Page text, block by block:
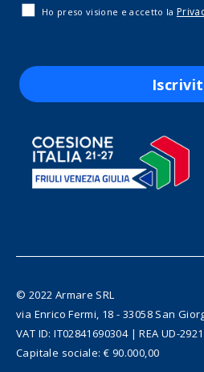
Ho preso visione e accetto la
© 2022 Armare SRL
via Enrico Fermi, 18 - 33058 San
VAT ID: IT02841690304 | REA UD-
Capitale sociale: € 90.000,00